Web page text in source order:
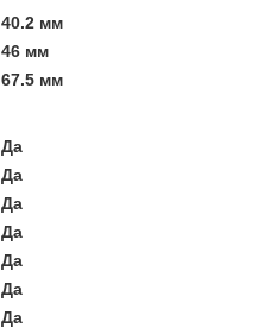
40.2 мм
46 мм
67.5 мм
Да
Да
Да
Да
Да
Да
Да